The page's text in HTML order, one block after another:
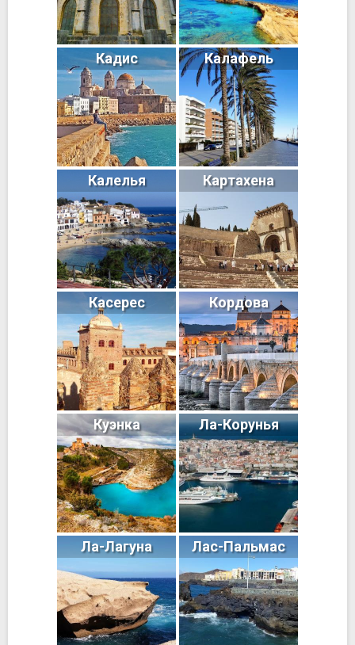
Кадис Калафель
Калелья Картахена
Касерес Кордова
Куэнка Ла-Корунья
Ла-Лагуна Лас-Пальмас